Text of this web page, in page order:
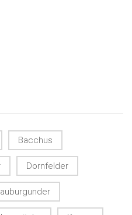
Bacchus
Dornfelder